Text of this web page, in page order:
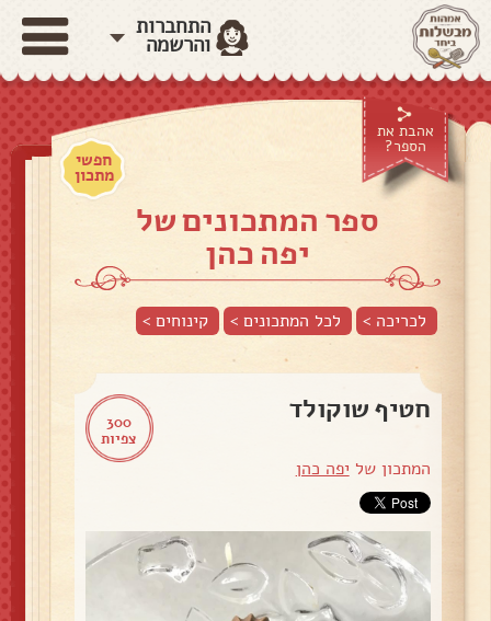
התחברות
והרשמה
אהבת את
הספר?
חפשי
מתכון
ספר המתכונים של
יפה כהן
לכריכה > לכל המתכונים > קינוחים>
300
צפיות
חטיף שוקולד
המתכון של יפה כהן